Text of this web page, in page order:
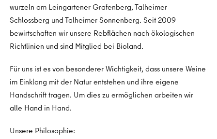
wurzeln am Leingartener Grafenberg, Talheimer
Schlossberg und Talheimer Sonnenberg. Seit 2009
bewirtschaften wir unsere Rebflächen nach ökologischen
Richtlinien und sind Mitglied bei Bioland.
Für uns ist es von besonderer Wichtigkeit, dass unsere Weine
im Einklang mit der Natur entstehen und ihre eigene
Handschrift tragen. Um dies zu ermöglichen arbeiten wir
alle Hand in Hand.
Unsere Philosophie: